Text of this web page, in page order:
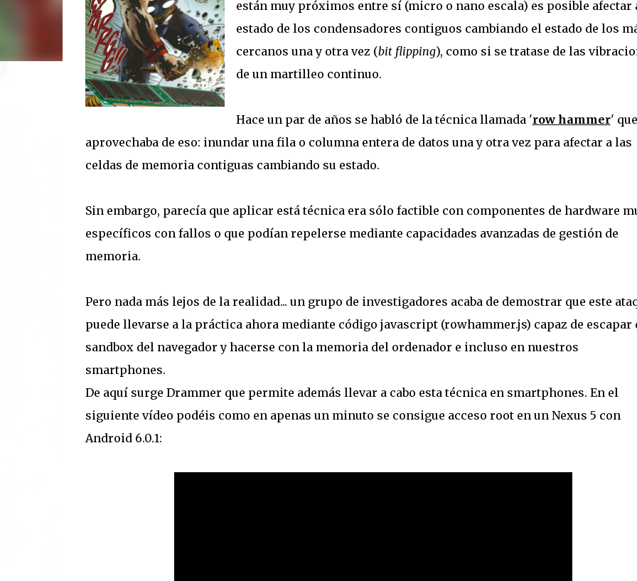
están muy próximos entre sí (micro o nano escala) es posible afectar
estado de los condensadores contiguos cambiando el estado de los
cercanos una y otra vez (bit flipping), como si se tratase de las
de un martilleo continuo.
Hace un par de años se habló de la técnica llamada 'row hammer'
aprovechaba de eso: inundar una fila o columna entera de datos una y otra vez para afectar a las
celdas de memoria contiguas cambiando su estado.
Sin embargo, parecía que aplicar está técnica era sólo factible con componentes de hardware
específicos con fallos o que podían repelerse mediante capacidades avanzadas de gestión de
memoria.
Pero nada más lejos de la realidad... un grupo de investigadores acaba de demostrar que este
puede llevarse a la práctica ahora mediante código javascript (rowhammer.js) capaz de escapar
sandbox del navegador y hacerse con la memoria del ordenador e incluso en nuestros
smartphones.
De aquí surge Drammer que permite además llevar a cabo esta técnica en smartphones. En el
siguiente vídeo podéis como en apenas un minuto se consigue acceso root en un Nexus 5 con
Android 6.0.1: